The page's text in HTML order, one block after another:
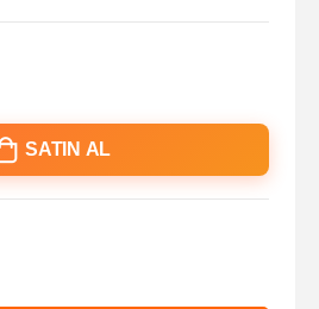
SATIN AL